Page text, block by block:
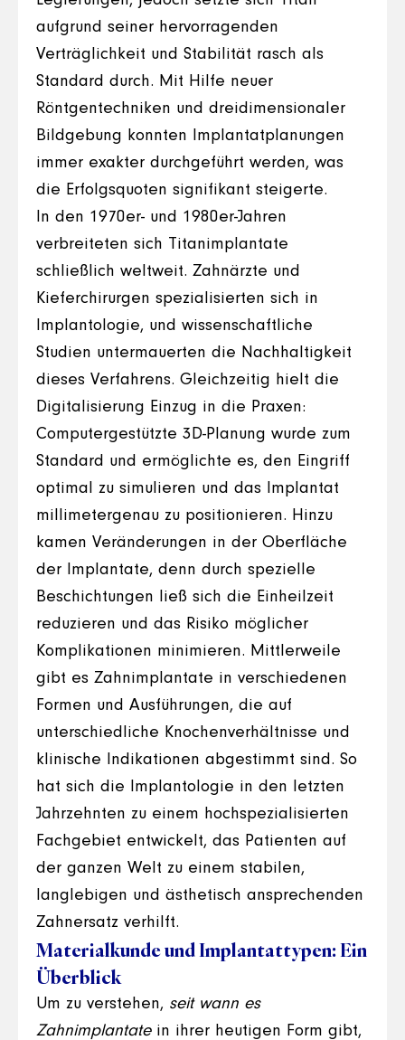
aufgrund seiner hervorragenden
Verträglichkeit und Stabilität rasch als
Standard durch. Mit Hilfe neuer
Röntgentechniken und dreidimensionaler
Bildgebung konnten Implantatplanungen
immer exakter durchgeführt werden, was
die Erfolgsquoten signifikant steigerte.
In den 1970er- und 1980er-Jahren
verbreiteten sich Titanimplantate
schließlich weltweit. Zahnärzte und
Kieferchirurgen spezialisierten sich in
Implantologie, und wissenschaftliche
Studien untermauerten die Nachhaltigkeit
dieses Verfahrens. Gleichzeitig hielt die
Digitalisierung Einzug in die Praxen:
Computergestützte 3D-Planung wurde zum
Standard und ermöglichte es, den Eingriff
optimal zu simulieren und das Implantat
millimetergenau zu positionieren. Hinzu
kamen Veränderungen in der Oberfläche
der Implantate, denn durch spezielle
Beschichtungen ließ sich die Einheilzeit
reduzieren und das Risiko möglicher
Komplikationen minimieren. Mittlerweile
gibt es Zahnimplantate in verschiedenen
Formen und Ausführungen, die auf
unterschiedliche Knochenverhältnisse und
klinische Indikationen abgestimmt sind. So
hat sich die Implantologie in den letzten
Jahrzehnten zu einem hochspezialisierten
Fachgebiet entwickelt, das Patienten auf
der ganzen Welt zu einem stabilen,
langlebigen und ästhetisch ansprechenden
Zahnersatz verhilft.
Materialkunde und Implantattypen: Ein
Überblick
Um zu verstehen, seit wann es
Zahnimplantatein ihrer heutigen Form gibt,